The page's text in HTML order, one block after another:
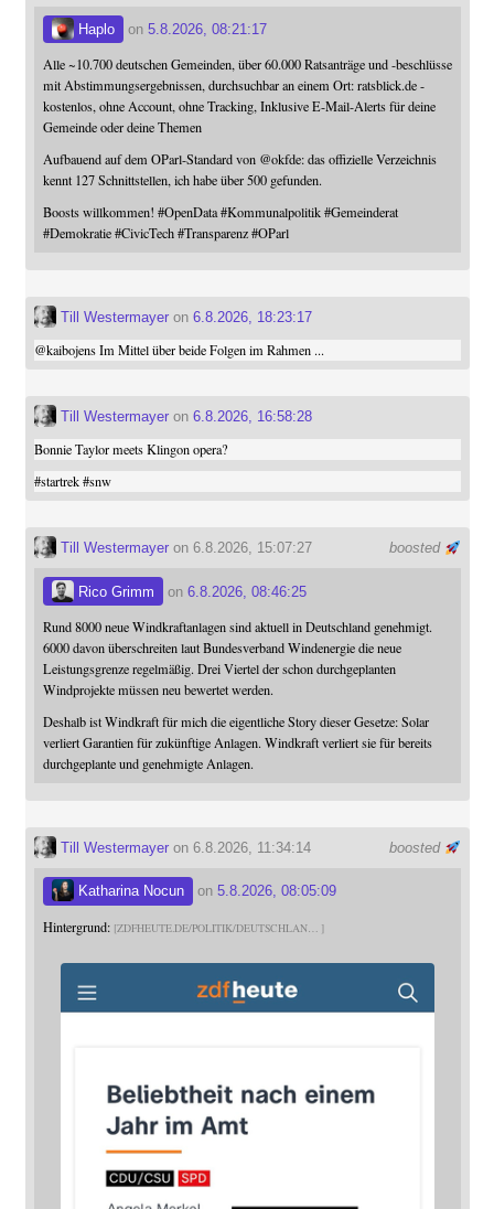
Haplo on 5.8.2026, 08:21:17
Alle ~10.700 deutschen Gemeinden, über 60.000 Ratsanträge und -beschlüsse
mit Abstimmungsergebnissen, durchsuchbar an einem Ort: ratsblick.de -
kostenlos, ohne Account, ohne Tracking, Inklusive E-Mail-Alerts für deine
Gemeinde oder deine Themen
Aufbauend auf dem OParl-Standard von @okfde: das offizielle Verzeichnis
kennt 127 Schnittstellen, ich habe über 500 gefunden.
Boosts willkommen! #OpenData #Kommunalpolitik #Gemeinderat
#Demokratie #CivicTech #Transparenz #OParl
Till Westermayeron 6.8.2026, 18:23:17
@kaibojensIm Mittel über beide Folgen im Rahmen ...
Till Westermayeron 6.8.2026, 16:58:28
Bonnie Taylor meets Klingon opera?
#startrek #snw
boosted
Till Westermayeron 6.8.2026, 15:07:27
Rico Grimm on 6.8.2026, 08:46:25
Rund 8000 neue Windkraftanlagen sind aktuell in Deutschland genehmigt.
6000 davon überschreiten laut Bundesverband Windenergie die neue
Leistungsgrenze regelmäßig. Drei Viertel der schon durchgeplanten
Windprojekte müssen neu bewertet werden.
Deshalb ist Windkraft für mich die eigentliche Story dieser Gesetze: Solar
verliert Garantien für zukünftige Anlagen. Windkraft verliert sie für bereits
durchgeplante und genehmigte Anlagen.
boosted
Till Westermayeron 6.8.2026, 11:34:14
Katharina Nocun on 5.8.2026, 08:05:09
Hintergrund: ZDFHEUTE.DE/POLITIK/DEUTSCHLAN